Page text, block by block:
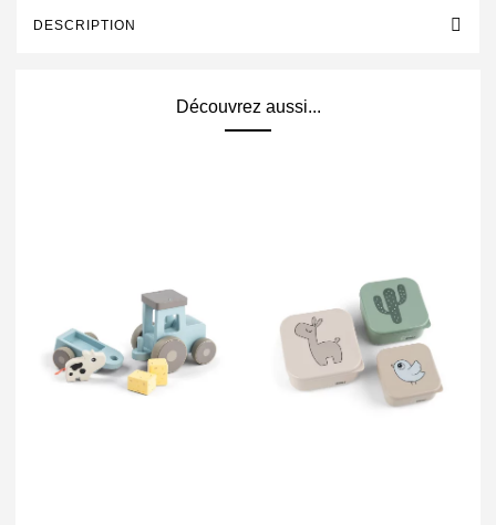
DESCRIPTION
Découvrez aussi...